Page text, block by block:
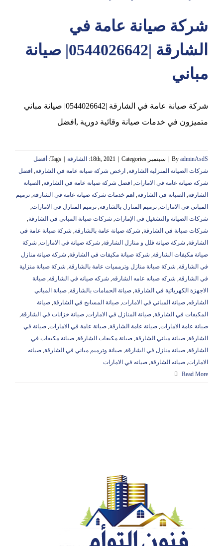
شركة صيانة عامة في
الشارقة |0544026642| صيانة
مباني
شركة صيانة عامة في الشارقة |0544026642| صيانة مباني
متميزون في خدمات صيانة وقائية دورية ,افضل
By adminAsdS سبتمبر 18th, 2021 Categories: الشارقة Tags:
أفضل
شركات الصيانة المنزلية الشارقة, ارخص شركة صيانة عامة في الشارقة, افضل
شركة صيانة عامة في الامارات, افضل شركة صيانة عامة في الشارقة, الصيانة
الشارقة, الصيانة في الشارقة, اهم خدمات شركة صيانة عامة في الشارقة, ترميم
المباني في الامارات, ترميم المنازل بالشارقة, ترميم المنازل في الامارات,
شركات الصيانة والتشغيل في الإمارات, شركات صيانة المباني في الشارقة,
شركات صيانة في الشارقة, شركة صيانة عامة بالشارقة, شركة صيانة عامة في
الشارقة, شركة صيانة فلل و منازل الشارقة, شركة صيانة في الامارات, شركة
صيانة مكيفات الشارقة, شركة صيانة مكيفات في الشارقة, شركة صيانة منازل
في الشارقة, شركة صيانة منازل وترمميات عامة بالشارقة, شركة صيانة منزلية
في الشارقة, شركه صيانه عامه الشارقه, شركه صيانه في الشارقة, صيانة
الاجهزة الكهربائية في الشارقة, صيانة الحمامات بالشارقة, صيانة المباني
الشارقه, صيانة المباني في الامارات, صيانة المسابح في الشارقة, صيانة
المكيفات في الشارقة, صيانة المنازل في الامارات, صيانة خزانات في الشارقة,
صيانة عامة الامارات, صيانة عامة الشارقة, صيانة عامة في الامارات, صيانة في
الشارقة, صيانة مباني الشارقة, صيانة مكيفات الشارقة, صيانة مكيفات في
الشارقة, صيانة منازل في الشارقة, صيانة وترميم مباني في الشارقة, صيانه
الامارات, صيانه الشارقة, صيانه في الامارات
Read More